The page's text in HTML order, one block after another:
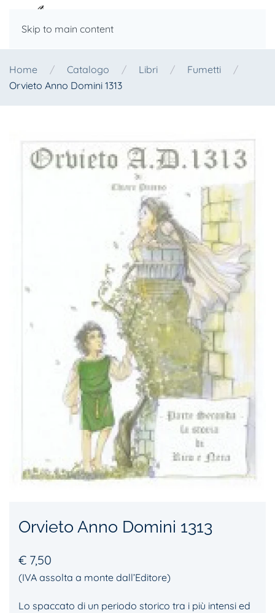
Skip to main content
Home Catalogo Libri
Fumetti
Orvieto Anno Domini 1313
Orvieto Anno Domini 1313
€ 7,50
(IVA assolta a monte dall’Editore)
Lo spaccato di un periodo storico tra i più intensi ed